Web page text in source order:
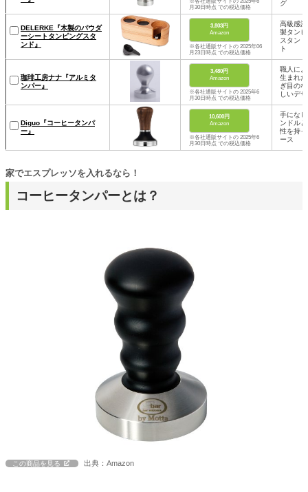
月30日時点 での税込価格
グ
DELERKE『木製のパウダ
ーシートタンピングスタ
ンド』
3,803円
Amazon
※各社通販サイトの 2025年06
月23日時点 での税込価格
高級感
製タン
スタン
ト
珈琲工房ナナ『アルミタ
ンパー』
3,480円
Amazon
※各社通販サイトの 2025年6
月30日時点 での税込価格
職人に
生まれ
ぎ目の
しいデ
Diguo『コーヒータンパ
ー』
10,600円
Amazon
※各社通販サイトの 2025年6
月30日時点 での税込価格
手にな
ンドル
性を持
ース
コーヒータンパーとは？
家でエスプレッソを入れるなら！
この商品を見る 出典：Amazon